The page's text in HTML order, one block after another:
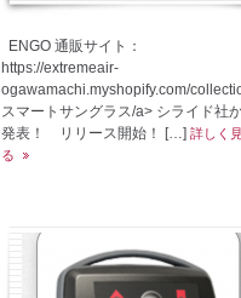
ENGO 通販サイト：
https://extremeair-
ogawamachi.myshopify.com/
スマートサングラス/a> シライド社
発表！ リリース開始！ […] 詳しく見
る